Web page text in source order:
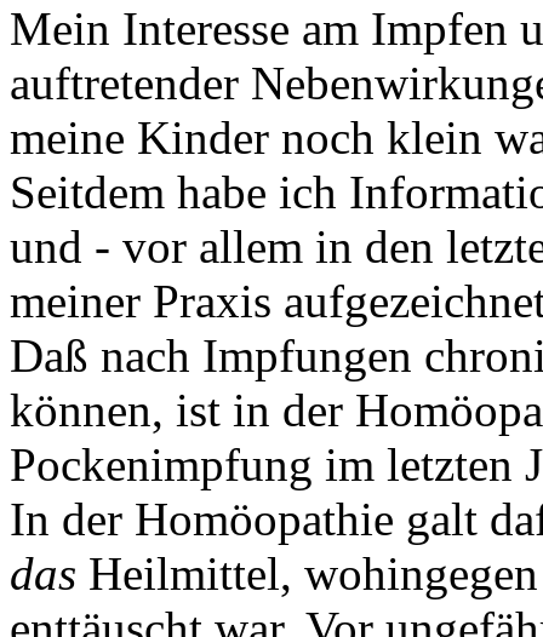
Mein Interesse am Impfen
auftretender
meine Kinder noch klein
Seitdem habe ich
und - vor allem in den
meiner Praxis
Daß nach Impfungen
können, ist in der
Pockenimpfung im letzten
In der Homöopathie galt
das Heilmittel,